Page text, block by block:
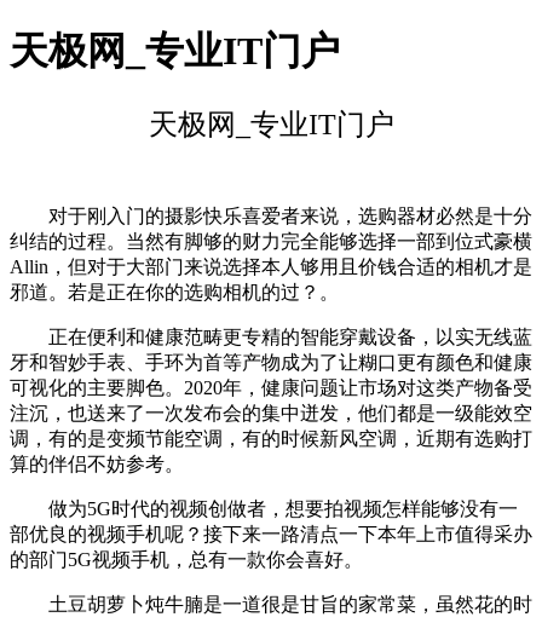
天极网_专业IT门户
天极网_专业IT门户
对于刚入门的摄影快乐喜爱者来说，选购器材必然是十分
纠结的过程。当然有脚够的财力完全能够选择一部到位式豪横
Allin，但对于大部门来说选择本人够用且价钱合适的相机才是
邪道。若是正在你的选购相机的过？。
正在便利和健康范畴更专精的智能穿戴设备，以实无线蓝
牙和智妙手表、手环为首等产物成为了让糊口更有颜色和健康
可视化的主要脚色。2020年，健康问题让市场对这类产物备受
注沉，也送来了一次发布会的集中迸发，他们都是一级能效空
调，有的是变频节能空调，有的时候新风空调，近期有选购打
算的伴侣不妨参考。
做为5G时代的视频创做者，想要拍视频怎样能够没有一
部优良的视频手机呢？接下来一路清点一下本年上市值得采办
的部门5G视频手机，总有一款你会喜好。
土豆胡萝卜炖牛腩是一道很是甘旨的家常菜，虽然花的时